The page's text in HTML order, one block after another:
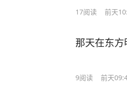
17阅读 前天
那天在东方
9阅读 前天